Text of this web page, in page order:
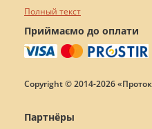
Полный текст
Приймаємо до оплати
Copyright © 2014-2026
Партнёры